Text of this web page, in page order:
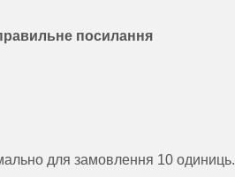
посилання
для замовлення 10 одиниць.